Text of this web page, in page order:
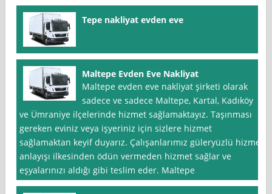
Tepe nakliyat evden eve
Maltepe Evden Eve Nakliyat
Maltepe evden eve nakliyat şirketi olarak
sadece ve sadece Maltepe, Kartal, Kadıköy
ve Ümraniye ilçelerinde hizmet sağlamaktayız. Taşınması
gereken eviniz veya işyeriniz için sizlere hizmet
sağlamaktan keyif duyarız. Çalışanlarımız güleryüzlü hizmet
anlayışı ilkesinden ödün vermeden hizmet sağlar ve
eşyalarınızı aldığı gibi teslim eder. Maltepe